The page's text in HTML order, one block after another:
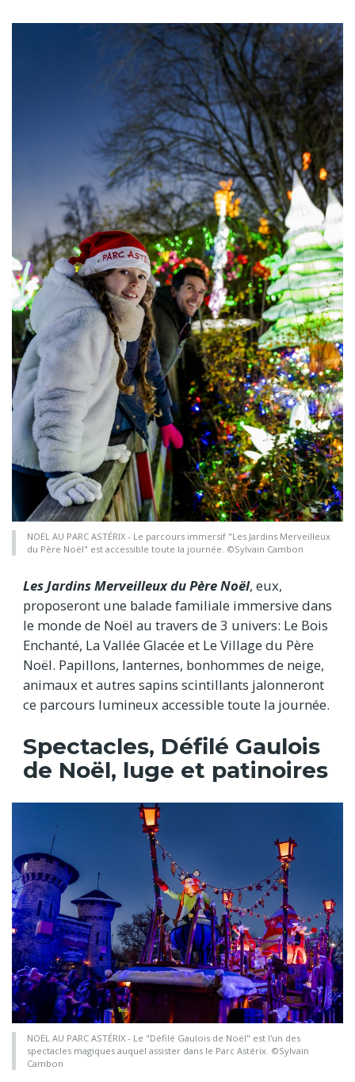
NOËL AU PARC ASTÉRIX - Le parcours immersif "Les Jardins Merveilleux
du Père Noël" est accessible toute la journée. ©Sylvain Cambon
Les Jardins Merveilleux du Père Noël, eux,
proposeront une balade familiale immersive dans
le monde de Noël au travers de 3 univers: Le Bois
Enchanté, La Vallée Glacée et Le Village du Père
Noël. Papillons, lanternes, bonhommes de neige,
animaux et autres sapins scintillants jalonneront
ce parcours lumineux accessible toute la journée.
Spectacles, Défilé Gaulois
de Noël, luge et patinoires
NOËL AU PARC ASTÉRIX - Le "Défilé Gaulois de Noël" est l'un des
spectacles magiques auquel assister dans le Parc Astérix. ©Sylvain
Cambon